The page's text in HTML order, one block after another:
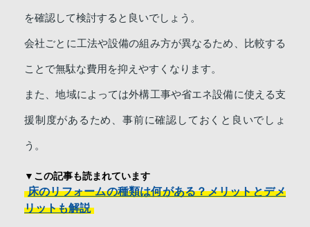
を確認して検討すると良いでしょう。
会社ごとに工法や設備の組み方が異なるため、比較する
ことで無駄な費用を抑えやすくなります。
また、地域によっては外構工事や省エネ設備に使える支
援制度があるため、事前に確認しておくと良いでしょ
う。
▼この記事も読まれています
床のリフォームの種類は何がある？メリットとデメ
リットも解説